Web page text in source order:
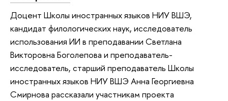
Доцент Школы иностранных языков НИУ ВШЭ,
кандидат филологических наук, исследователь
использования ИИ в преподавании Светлана
Викторовна Боголепова и преподаватель-
исследователь, старший преподаватель Школы
иностранных языков НИУ ВШЭ Анна Георгиевна
Смирнова рассказали участникам проекта